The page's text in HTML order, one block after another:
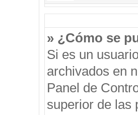
» ¿Cómo se
Si es un
archivados en
Panel de
superior de las